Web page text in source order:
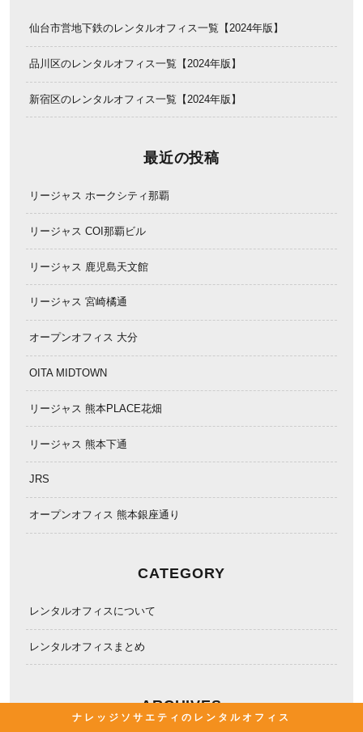
仙台市営地下鉄のレンタルオフィス一覧【2024年版】
品川区のレンタルオフィス一覧【2024年版】
新宿区のレンタルオフィス一覧【2024年版】
最近の投稿
リージャス ホークシティ那覇
リージャス COI那覇ビル
リージャス 鹿児島天文館
リージャス 宮崎橘通
オープンオフィス 大分
OITA MIDTOWN
リージャス 熊本PLACE花畑
リージャス 熊本下通
JRS
オープンオフィス 熊本銀座通り
CATEGORY
レンタルオフィスについて
レンタルオフィスまとめ
ARCHIVES
ナレッジソサエティのレンタルオフィス